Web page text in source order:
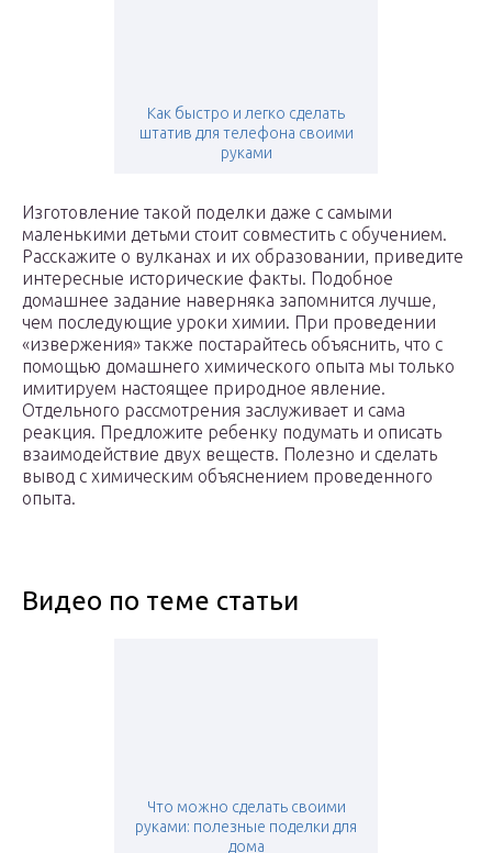
Как быстро и легко сделать
штатив для телефона своими
руками
Изготовление такой поделки даже с самыми
маленькими детьми стоит совместить с обучением.
Расскажите о вулканах и их образовании, приведите
интересные исторические факты. Подобное
домашнее задание наверняка запомнится лучше,
чем последующие уроки химии. При проведении
«извержения» также постарайтесь объяснить, что с
помощью домашнего химического опыта мы только
имитируем настоящее природное явление.
Отдельного рассмотрения заслуживает и сама
реакция. Предложите ребенку подумать и описать
взаимодействие двух веществ. Полезно и сделать
вывод с химическим объяснением проведенного
опыта.
Видео по теме статьи
Что можно сделать своими
руками: полезные поделки для
дома